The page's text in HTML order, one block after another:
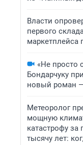
Власти
первого
маркетплейса
«Не просто
Бондарчуку
новый роман
Метеоролог
мощную
катастрофу
тысячу лет: